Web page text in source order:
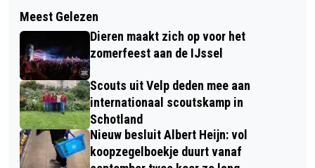
COLUMN; WIE VOLGEN TIJDENS EK
2016?
POLITIE HOUDT VERDACHTE AAN NA
OVERVAL OP TANKSTATION IN VELP
Meest Gelezen
Dieren maakt zich op voor het
zomerfeest aan de IJssel
Scouts uit Velp deden mee aan
internationaal scoutskamp in
Schotland
Nieuw besluit Albert Heijn: vol
koopzegelboekje duurt vanaf